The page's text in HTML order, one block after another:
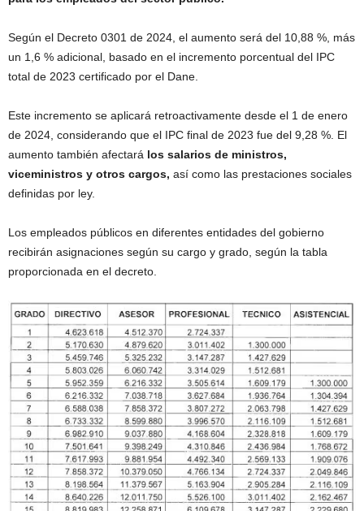
Según el Decreto 0301 de 2024, el aumento será del 10,88 %, más
un 1,6 % adicional, basado en el incremento porcentual del IPC
total de 2023 certificado por el Dane.
Este incremento se aplicará retroactivamente desde el 1 de enero
de 2024, considerando que el IPC final de 2023 fue del 9,28 %. El
aumento también afectará los salarios de ministros,
viceministros y otros cargos, así como las prestaciones sociales
definidas por ley.
Los empleados públicos en diferentes entidades del gobierno
recibirán asignaciones según su cargo y grado, según la tabla
proporcionada en el decreto.